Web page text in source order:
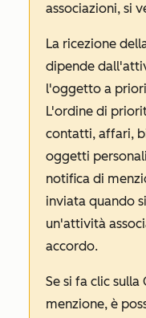
associazioni, si
La ricezione
dipende
l'oggetto a
L'ordine di
contatti, affari,
oggetti
notifica di
inviata quando
un'attività
accordo.
Se si fa clic sulla
menzione, è